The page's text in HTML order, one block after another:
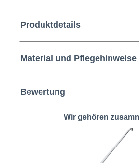
Produktdetails
Material und Pflegehinweise
Bewertung
Wir gehören